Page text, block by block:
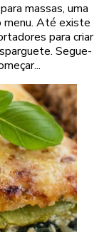
massas, uma
menu. Até existe
para criar
Segue-